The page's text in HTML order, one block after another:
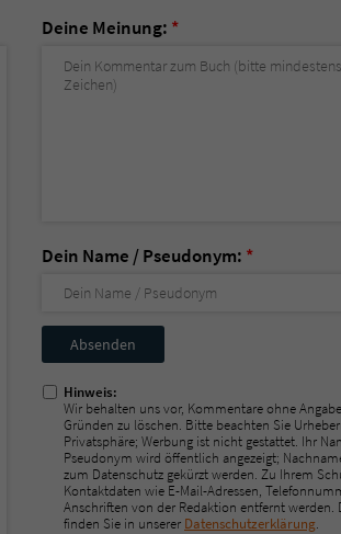
Deine Meinung: *
Dein Name / Pseudonym: *
Nicht
ausfüllen!
Hinweis:
Wir behalten uns vor, Kommentare ohne
Gründen zu löschen. Bitte beachten Sie
Privatsphäre; Werbung ist nicht gestattet. Ihr
Pseudonym wird öffentlich angezeigt;
zum Datenschutz gekürzt werden. Zu Ihrem
Kontaktdaten wie E-Mail-Adressen,
Anschriften von der Redaktion entfernt werden.
finden Sie in unserer Datenschutzerklärung.